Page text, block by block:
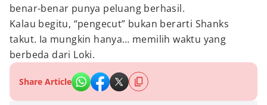
benar-benar punya peluang berhasil.
Kalau begitu, “pengecut” bukan berarti Shanks
takut. Ia mungkin hanya… memilih waktu yang
berbeda dari Loki.
Share Article